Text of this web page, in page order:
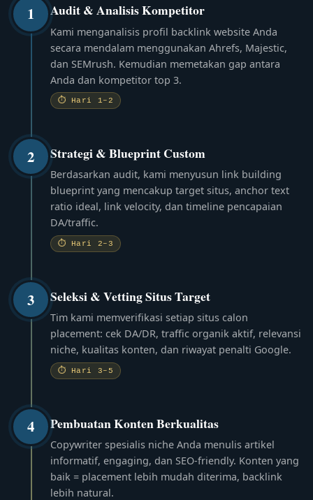
1 Audit & Analisis Kompetitor
Kami menganalisis profil backlink website Anda
secara mendalam menggunakan Ahrefs, Majestic,
dan SEMrush. Kemudian memetakan gap antara
Anda dan kompetitor top 3.
⏱ Hari 1–2
2 Strategi & Blueprint Custom
Berdasarkan audit, kami menyusun link building
blueprint yang mencakup target situs, anchor text
ratio ideal, link velocity, dan timeline pencapaian
DA/traffic.
⏱ Hari 2–3
3 Seleksi & Vetting Situs Target
Tim kami memverifikasi setiap situs calon
placement: cek DA/DR, traffic organik aktif, relevansi
niche, kualitas konten, dan riwayat penalti Google.
⏱ Hari 3–5
4 Pembuatan Konten Berkualitas
Copywriter spesialis niche Anda menulis artikel
informatif, engaging, dan SEO-friendly. Konten yang
baik = placement lebih mudah diterima, backlink
lebih natural.